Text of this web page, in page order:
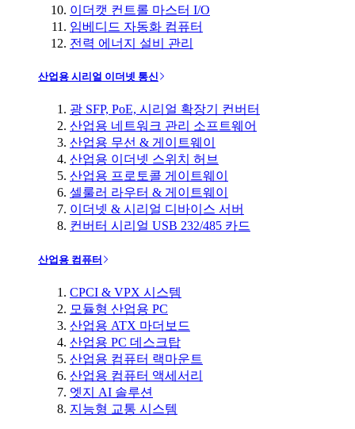
이더캣 컨트롤 마스터 I/O
임베디드 자동화 컴퓨터
전력 에너지 설비 관리
산업용 시리얼 이더넷 통신
광 SFP, PoE, 시리얼 확장기 컨버터
산업용 네트워크 관리 소프트웨어
산업용 무선 & 게이트웨이
산업용 이더넷 스위치 허브
산업용 프로토콜 게이트웨이
셀룰러 라우터 & 게이트웨이
이더넷 & 시리얼 디바이스 서버
컨버터 시리얼 USB 232/485 카드
산업용 컴퓨터
CPCI & VPX 시스템
모듈형 산업용 PC
산업용 ATX 마더보드
산업용 PC 데스크탑
산업용 컴퓨터 랙마운트
산업용 컴퓨터 액세서리
엣지 AI 솔루션
지능형 교통 시스템